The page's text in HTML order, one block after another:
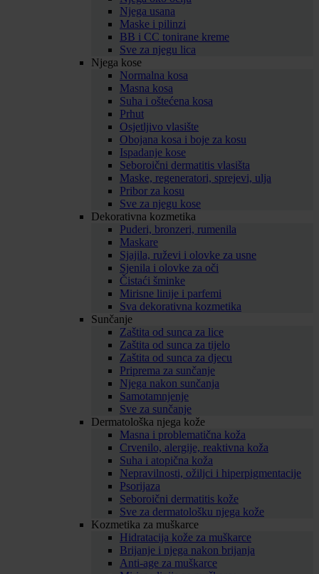
Njega usana
Maske i pilinzi
BB i CC tonirane kreme
Sve za njegu lica
Njega kose
Normalna kosa
Masna kosa
Suha i oštećena kosa
Prhut
Osjetljivo vlasište
Obojana kosa i boje za kosu
Ispadanje kose
Seboroični dermatitis vlasišta
Maske, regeneratori, sprejevi, ulja
Pribor za kosu
Sve za njegu kose
Dekorativna kozmetika
Puderi, bronzeri, rumenila
Maskare
Sjajila, ruževi i olovke za usne
Sjenila i olovke za oči
Čistaći šminke
Mirisne linije i parfemi
Sva dekorativna kozmetika
Sunčanje
Zaštita od sunca za lice
Zaštita od sunca za tijelo
Zaštita od sunca za djecu
Priprema za sunčanje
Njega nakon sunčanja
Samotamnjenje
Sve za sunčanje
Dermatološka njega kože
Masna i problematična koža
Crvenilo, alergije, reaktivna koža
Suha i atopična koža
Nepravilnosti, ožiljci i hiperpigmentacije
Psorijaza
Seboroični dermatitis kože
Sve za dermatološku njega kože
Kozmetika za muškarce
Hidratacija kože za muškarce
Brijanje i njega nakon brijanja
Anti-age za muškarce